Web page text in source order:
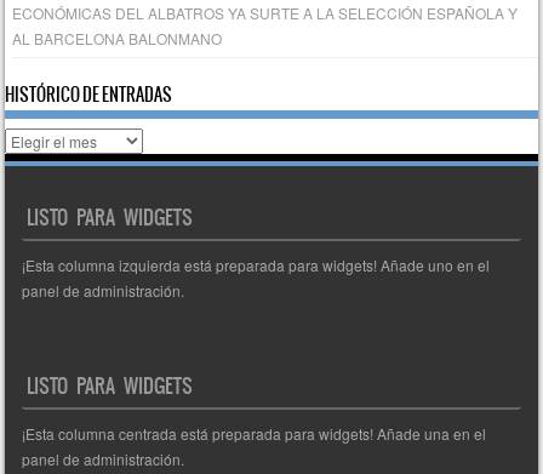
ECONÓMICAS DEL ALBATROS YA SURTE A LA SELECCIÓN ESPAÑOLA Y
AL BARCELONA BALONMANO
HISTÓRICO DE ENTRADAS
Histórico
de
LISTO PARA WIDGETS
¡Esta columna izquierda está preparada para widgets! Añade uno en el
panel de administración.
LISTO PARA WIDGETS
¡Esta columna centrada está preparada para widgets! Añade una en el
panel de administración.